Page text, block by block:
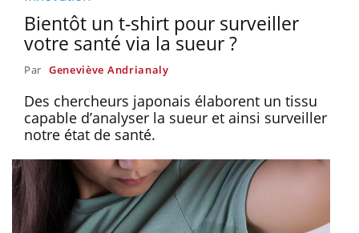
Bientôt un t-shirt pour surveiller
votre santé via la sueur ?
Par Geneviève Andrianaly
Des chercheurs japonais élaborent un tissu
capable d’analyser la sueur et ainsi surveiller
notre état de santé.